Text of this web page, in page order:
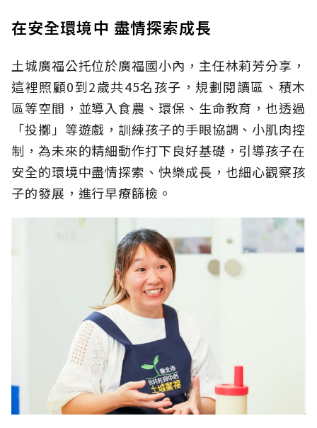
在安全環境中 盡情探索成長
土城廣福公托位於廣福國小內，主任林莉芳分享，
這裡照顧0到2歲共45名孩子，規劃閱讀區、積木
區等空間，並導入食農、環保、生命教育，也透過
「投擲」等遊戲，訓練孩子的手眼協調、小肌肉控
制，為未來的精細動作打下良好基礎，引導孩子在
安全的環境中盡情探索、快樂成長，也細心觀察孩
子的發展，進行早療篩檢。